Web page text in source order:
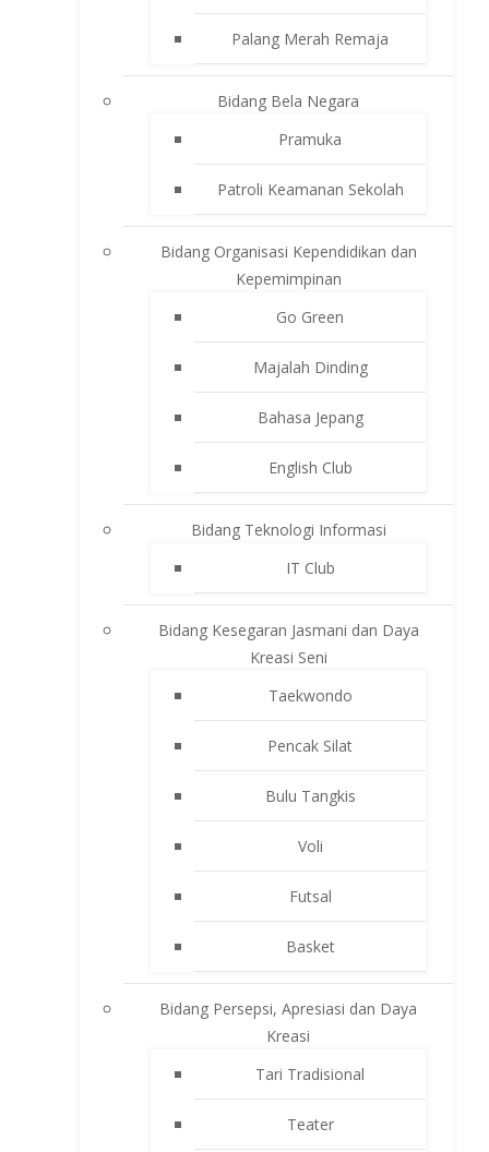
Palang Merah Remaja
Bidang Bela Negara
Pramuka
Patroli Keamanan Sekolah
Bidang Organisasi Kependidikan dan
Kepemimpinan
Go Green
Majalah Dinding
Bahasa Jepang
English Club
Bidang Teknologi Informasi
IT Club
Bidang Kesegaran Jasmani dan Daya
Kreasi Seni
Taekwondo
Pencak Silat
Bulu Tangkis
Voli
Futsal
Basket
Bidang Persepsi, Apresiasi dan Daya
Kreasi
Tari Tradisional
Teater